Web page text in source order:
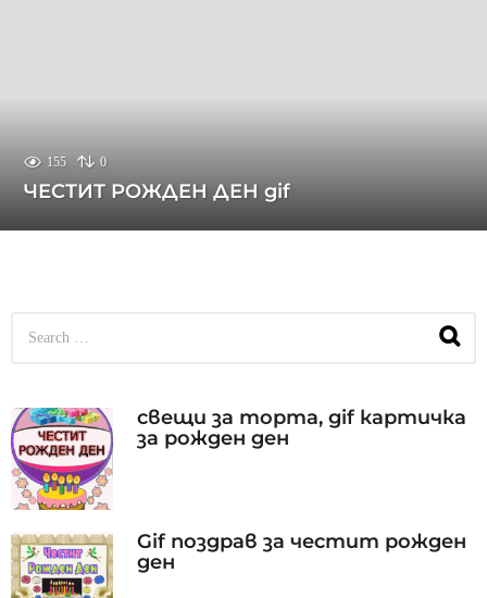
155 0
ЧЕСТИТ РОЖДЕН ДЕН gif
h
f
o
свещи за торта, gif картичка
за рожден ден
Gif поздрав за честит рожден
ден